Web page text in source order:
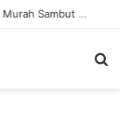
Polres Blitar Kota Gelar Gerakan Pangan Murah Sambut HUT Kemerdekaan RI ke-81